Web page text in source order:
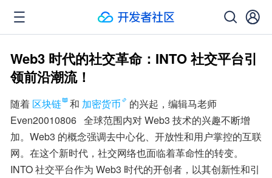
Web3 时代的社交革命：INTO 社交平台引
领前沿潮流！
随着 区块链 和 加密货币
的兴起，编辑马老师
Even20010806   全球范围内对 Web3 技术的兴趣不断增
加。Web3 的概念强调去中心化、开放性和用户掌控的互联
网。在这个新时代，社交网络也面临着革命性的转变。
INTO 社交平台作为 Web3 时代的开创者，以其创新性和引